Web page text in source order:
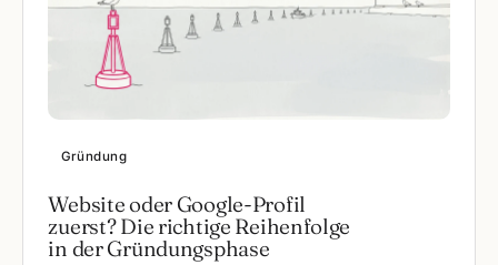
Gründung
Website oder Google-Profil
zuerst? Die richtige Reihenfolge
in der Gründungsphase